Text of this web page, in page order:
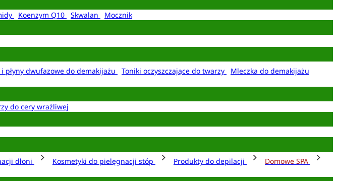
Koenzym Q10 Skwalan
Mocznik
płyny dwufazowe do demakijażu Toniki oczyszczające do twarzy
Mleczka do demakijażu
do cery wrażliwej
dłoni Kosmetyki do pielęgnacji stóp Produkty do depilacji
Domowe SPA